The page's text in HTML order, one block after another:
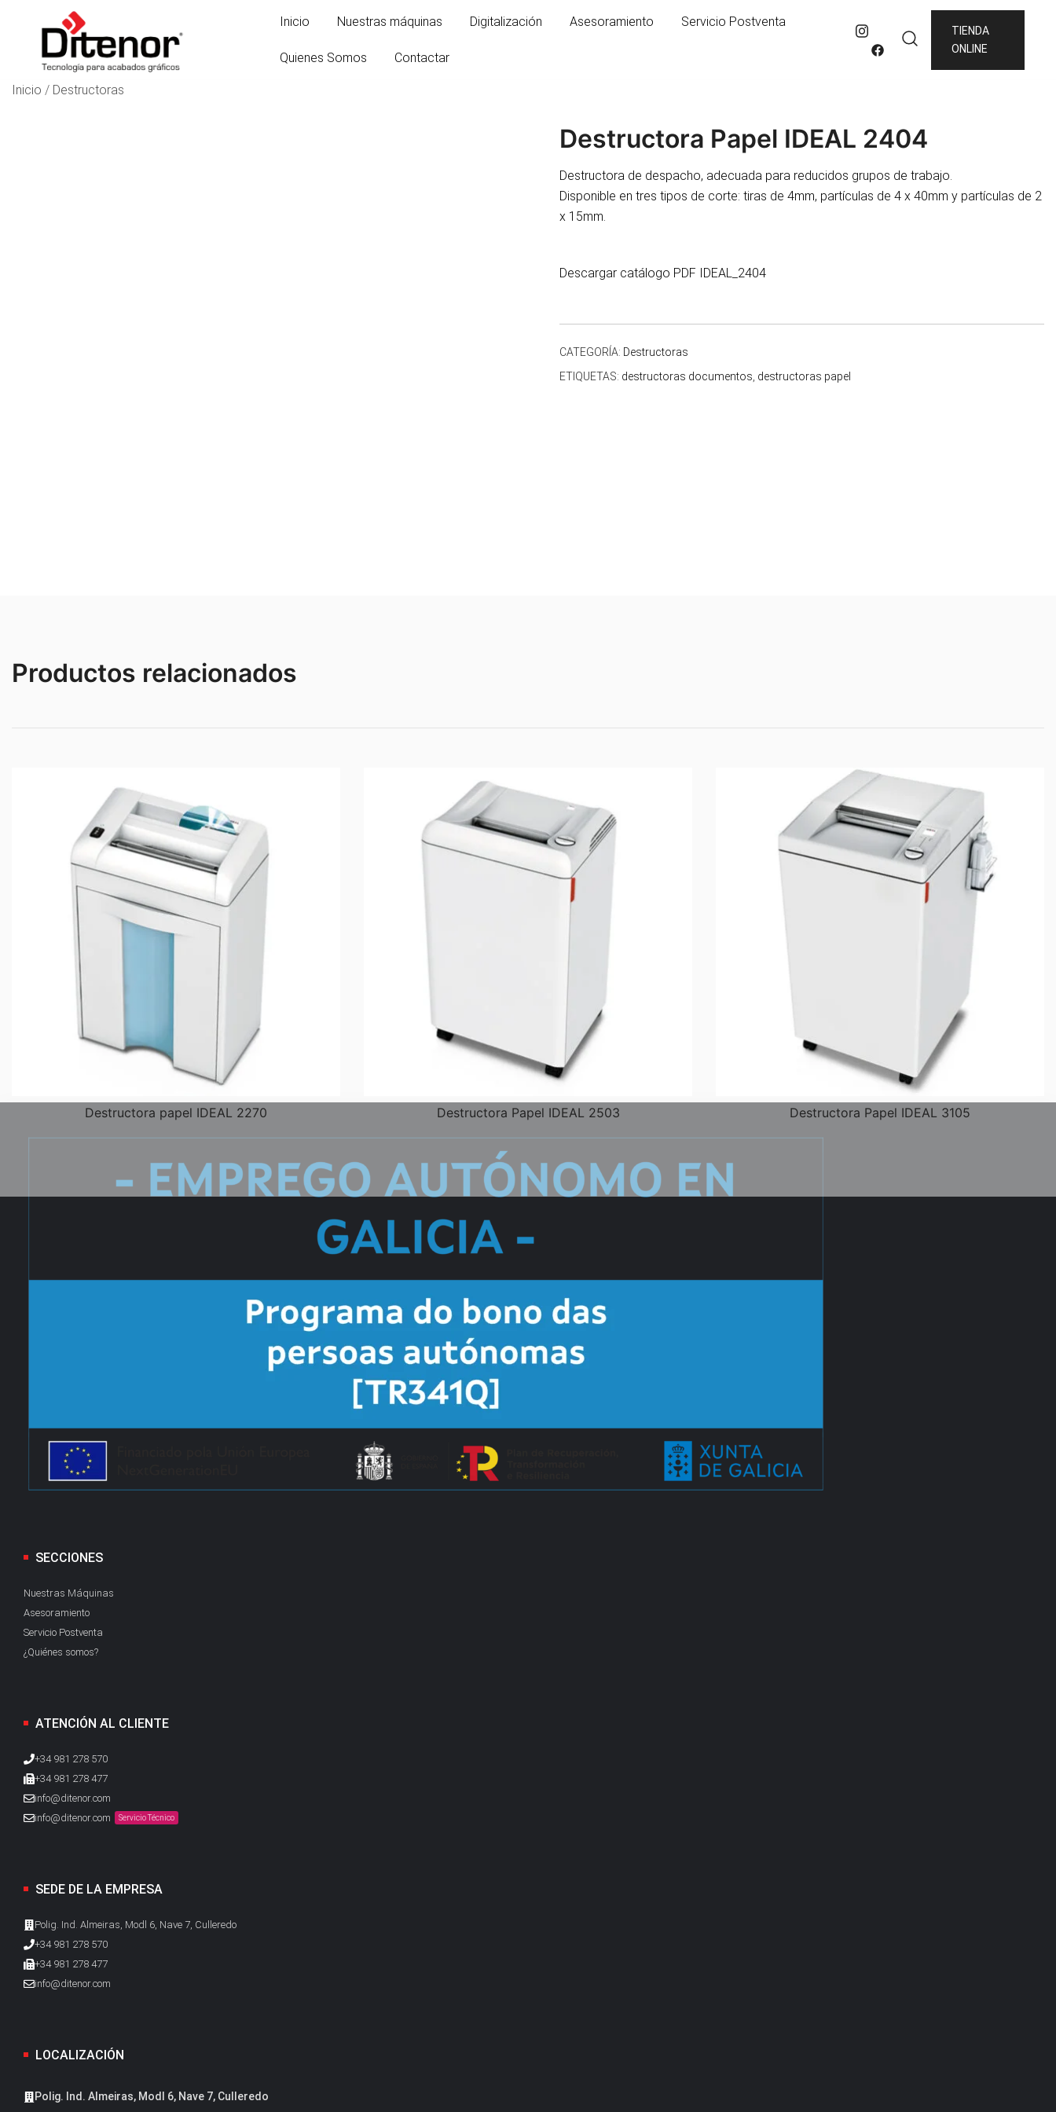
contenido
Ditenor
Tecnología para acabados gráficos
Inicio Nuestras máquinas Digitalización Asesoramiento Servicio Postventa
Quienes Somos Contactar
TIENDA
ONLINE
Inicio / Destructoras
Destructora Papel IDEAL 2404
Destructora de despacho, adecuada para reducidos grupos de trabajo.
Disponible en tres tipos de corte: tiras de 4mm, partículas de 4 x 40mm y partículas de 2
x 15mm.
Descargar catálogo PDF IDEAL_2404
CATEGORÍA: Destructoras
ETIQUETAS: destructoras documentos destructoras papel
Productos relacionados
Destructora papel IDEAL 2270 Destructora Papel IDEAL 2503 Destructora Papel IDEAL 3105
SECCIONES
Nuestras Máquinas
Asesoramiento
Servicio Postventa
¿Quiénes somos?
ATENCIÓN AL CLIENTE
+34 981 278 570
+34 981 278 477
info@ditenor.com
info@ditenor.com
Servicio Técnico
SEDE DE LA EMPRESA
Polig. Ind. Almeiras, Modl 6, Nave 7, Culleredo
+34 981 278 570
+34 981 278 477
info@ditenor.com
LOCALIZACIÓN
Polig. Ind. Almeiras, Modl 6, Nave 7, Culleredo